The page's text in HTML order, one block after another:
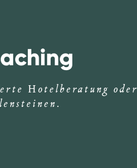
Hotelberatung oder